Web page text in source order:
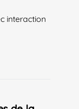
interaction